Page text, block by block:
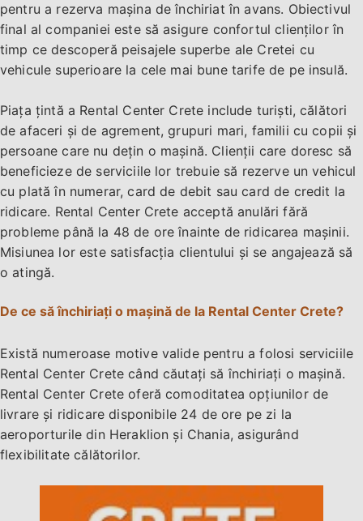
pentru a rezerva mașina de închiriat în avans. Obiectivul
final al companiei este să asigure confortul clienților în
timp ce descoperă peisajele superbe ale Cretei cu
vehicule superioare la cele mai bune tarife de pe insulă.
Piața țintă a Rental Center Crete include turiști, călători
de afaceri și de agrement, grupuri mari, familii cu copii și
persoane care nu dețin o mașină. Clienții care doresc să
beneficieze de serviciile lor trebuie să rezerve un vehicul
cu plată în numerar, card de debit sau card de credit la
ridicare. Rental Center Crete acceptă anulări fără
probleme până la 48 de ore înainte de ridicarea mașinii.
Misiunea lor este satisfacția clientului și se angajează să
o atingă.
De ce să închiriați o mașină de la Rental Center Crete?
Există numeroase motive valide pentru a folosi serviciile
Rental Center Crete când căutați să închiriați o mașină.
Rental Center Crete oferă comoditatea opțiunilor de
livrare și ridicare disponibile 24 de ore pe zi la
aeroporturile din Heraklion și Chania, asigurând
flexibilitate călătorilor.